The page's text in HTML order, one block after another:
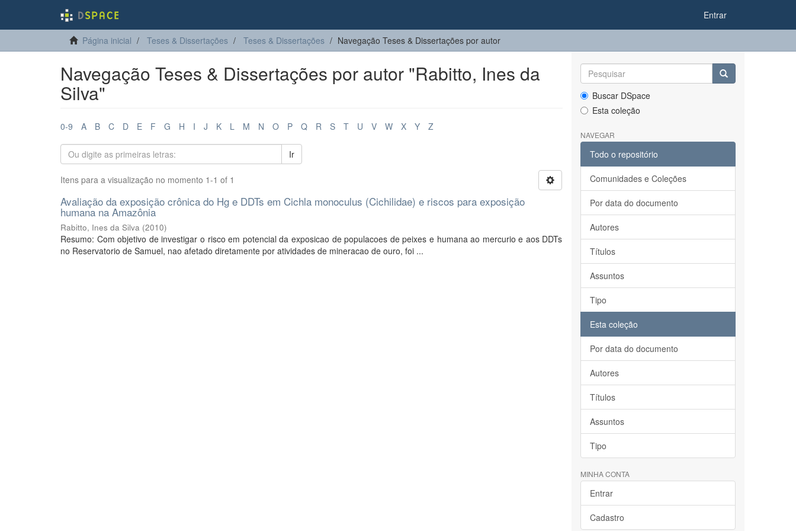
Entrar
Página inicial Teses & Dissertações Teses & Dissertações Navegação Teses & Dissertações por autor
Navegação Teses & Dissertações por autor "Rabitto, Ines da
Silva"
0-9 A B C D E F G H I J K L M N O P Q R S T U V W X Y Z
Ir
Itens para a visualização no momento 1-1 of 1
Avaliação da exposição crônica do Hg e DDTs em Cichla monoculus (Cichilidae) e riscos para exposição
humana na Amazônia
Rabitto, Ines da Silva (2010)
Resumo: Com objetivo de investigar o risco em potencial da exposicao de populacoes de peixes e humana ao mercurio e aos DDTs
no Reservatorio de Samuel, nao afetado diretamente por atividades de mineracao de ouro, foi ...
Buscar DSpace
Esta coleção
NAVEGAR
Todo o repositório
Comunidades e Coleções
Por data do documento
Autores
Títulos
Assuntos
Tipo
Esta coleção
Por data do documento
Autores
Títulos
Assuntos
Tipo
MINHA CONTA
Entrar
Cadastro